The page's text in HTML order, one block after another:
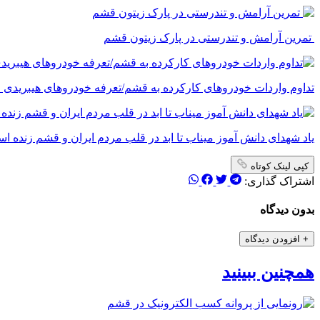
تمرین آرامش و تندرستی در پارک زیتون قشم
تداوم واردات خودروهای کارکرده به قشم/تعرفه خودروهای هیبریدی ۵ درصد شد
یاد شهدای دانش آموز میناب تا ابد در قلب مردم ایران و قشم زنده
کپی لینک کوتاه
اشتراک گذاری:
بدون دیدگاه
+ افزودن دیدگاه
همچنین ببینید